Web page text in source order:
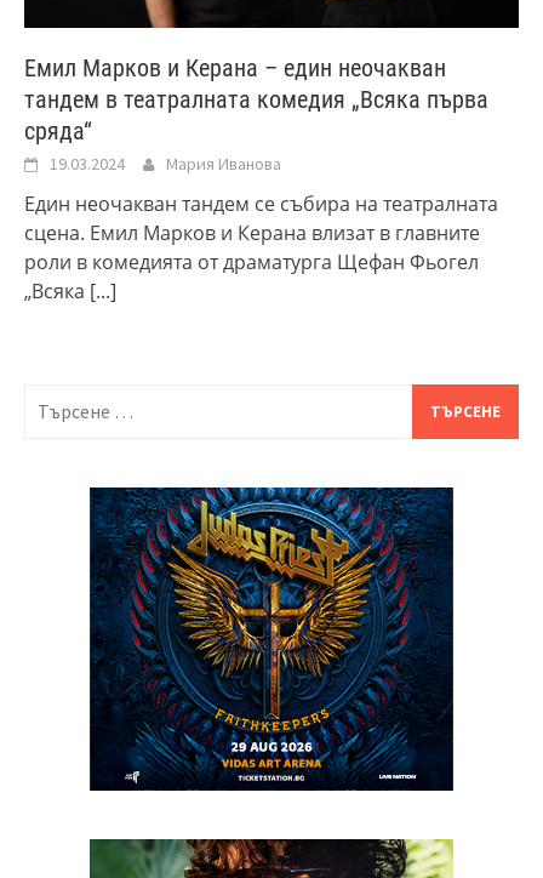
Емил Марков и Керана – един неочакван
тандем в театралната комедия „Всяка първа
сряда“
19.03.2024 Мария Иванова
Един неочакван тандем се събира на театралната
сцена. Емил Марков и Керана влизат в главните
роли в комедията от драматурга Щефан Фьогел
„Всяка [...]
Търсене
за: